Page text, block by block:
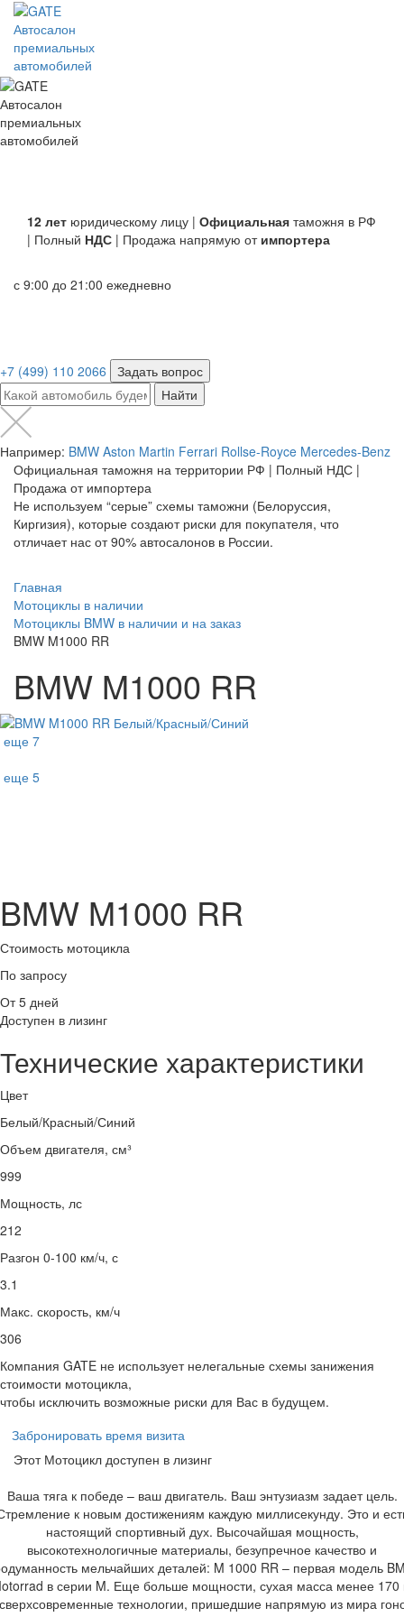
Автосалон
премиальных
автомобилей
Автосалон
премиальных
автомобилей
12 лет юридическому лицу | Официальная таможня в РФ
| Полный НДС | Продажа напрямую от импортера
с 9:00 до 21:00 ежедневно
+7 (499) 110 2066
Задать вопрос
Найти
Например: BMW Aston Martin Ferrari Rollse-Royce Mercedes-Benz
Официальная таможня на территории РФ | Полный НДС |
Продажа от импортера
Не используем “серые” схемы таможни (Белоруссия,
Киргизия), которые создают риски для покупателя, что
отличает нас от 90% автосалонов в России.
Главная
Мотоциклы в наличии
Мотоциклы BMW в наличии и на заказ
BMW M1000 RR
BMW M1000 RR
еще 7
еще 5
BMW M1000 RR
Стоимость мотоцикла
По запросу
От 5 дней
Доступен в лизинг
Технические характеристики
Цвет
Белый/Красный/Синий
Объем двигателя, см³
999
Мощность, лс
212
Разгон 0-100 км/ч, с
3.1
Макс. скорость, км/ч
306
Компания GATE не использует нелегальные схемы занижения
стоимости мотоцикла,
чтобы исключить возможные риски для Вас в будущем.
Забронировать время визита
Этот Мотоцикл доступен в лизинг
Ваша тяга к победе – ваш двигатель. Ваш энтузиазм задает цель.
к новым достижениям каждую миллисекунду. Это и
настоящий спортивный дух. Высочайшая мощность,
высокотехнологичные материалы, безупречное качество и
мельчайших деталей: M 1000 RR – первая модель
в серии M. Еще больше мощности, сухая масса менее 170
технологии, пришедшие напрямую из мира